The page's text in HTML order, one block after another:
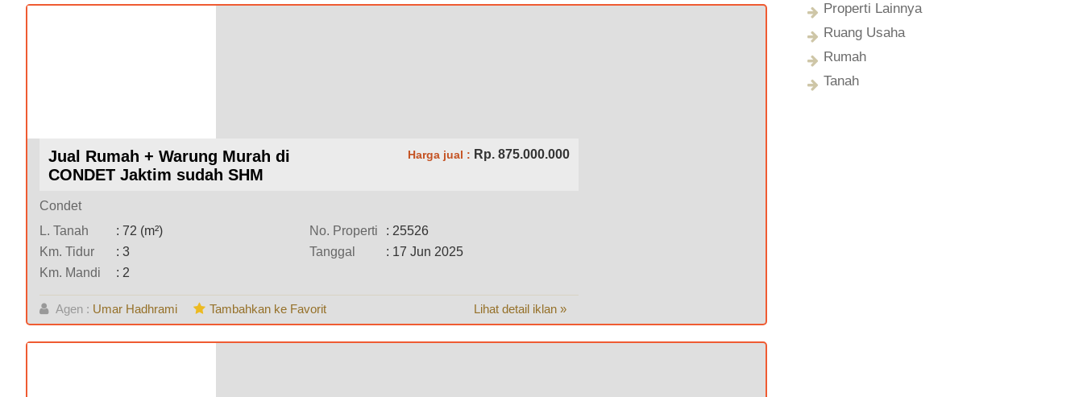
Jual Rumah + Warung Murah di
CONDET Jaktim sudah SHM
Harga jual : Rp. 875.000.000
Condet
L. Tanah
: 72 (m²)
Km. Tidur
: 3
Km. Mandi
: 2
No. Properti
: 25526
Tanggal
: 17 Jun 2025
Agen : Umar Hadhrami Lihat detail iklan »
Tambahkan ke Favorit
Properti Lainnya
Ruang Usaha
Rumah
Tanah